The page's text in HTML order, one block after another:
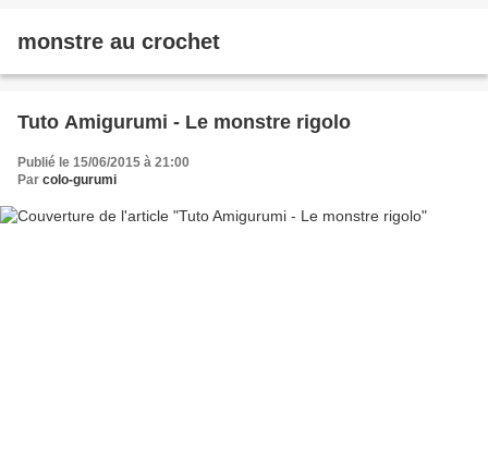
monstre au crochet
Tuto Amigurumi - Le monstre rigolo
Publié le 15/06/2015 à 21:00
Par colo-gurumi